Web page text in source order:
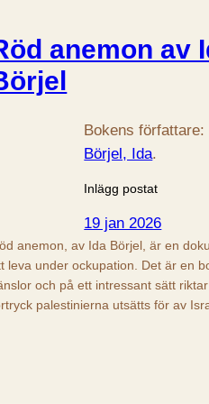
anemon av
Bokens författare:
Börjel, Ida.
Inlägg postat
19 jan 2026
anemon, av Ida Börjel, är en
leva under ockupation. Det är en
och på ett intressant sätt
palestinierna utsätts för av